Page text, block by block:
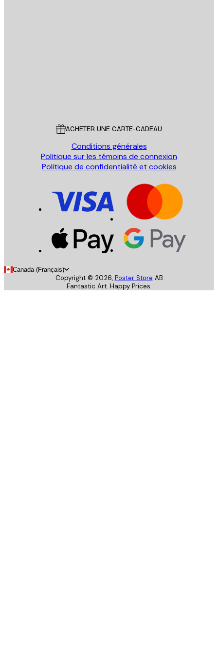
ACHETER UNE CARTE-CADEAU
Conditions générales
Politique sur les témoins de connexion
Politique de confidentialité et cookies
Canada (Français)
Copyright © 2026, Poster Store AB
Fantastic Art. Happy Prices.